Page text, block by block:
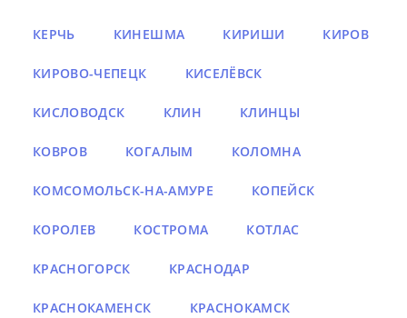
КЕРЧЬ КИНЕШМА КИРИШИ КИРОВ
КИРОВО-ЧЕПЕЦК КИСЕЛЁВСК
КИСЛОВОДСК КЛИН КЛИНЦЫ
КОВРОВ КОГАЛЫМ КОЛОМНА
КОМСОМОЛЬСК-НА-АМУРЕ КОПЕЙСК
КОРОЛЕВ КОСТРОМА КОТЛАС
КРАСНОГОРСК КРАСНОДАР
КРАСНОКАМЕНСК КРАСНОКАМСК